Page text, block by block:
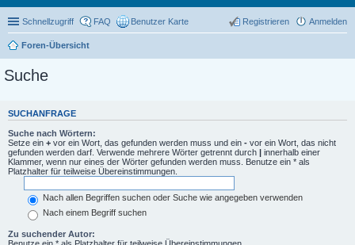
Schnellzugriff FAQ Benutzer Karte Anmelden
Registrieren
Foren-Übersicht
Suche
SUCHANFRAGE
Suche nach Wörtern:
Setze ein + vor ein Wort, das gefunden werden muss und ein - vor ein Wort, das nicht
gefunden werden darf. Verwende mehrere Wörter getrennt durch | innerhalb einer
Klammer, wenn nur eines der Wörter gefunden werden muss. Benutze ein * als
Platzhalter für teilweise Übereinstimmungen.
Nach allen Begriffen suchen oder Suche wie angegeben verwenden
Nach einem Begriff suchen
Zu suchender Autor:
Benutze ein * als Platzhalter für teilweise Übereinstimmungen.